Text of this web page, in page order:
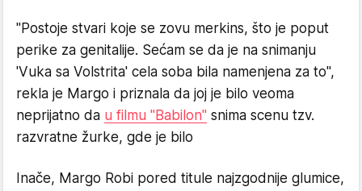
"Postoje stvari koje se zovu merkins, što je poput
perike za genitalije. Sećam se da je na snimanju
'Vuka sa Volstrita' cela soba bila namenjena za to",
rekla je Margo i priznala da joj je bilo veoma
neprijatno da u filmu "Babilon" snima scenu tzv.
razvratne žurke, gde je bilo
Inače, Margo Robi pored titule najzgodnije glumice,